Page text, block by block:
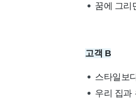
꿈에 그리
고객 B
스타일보
우리 집과